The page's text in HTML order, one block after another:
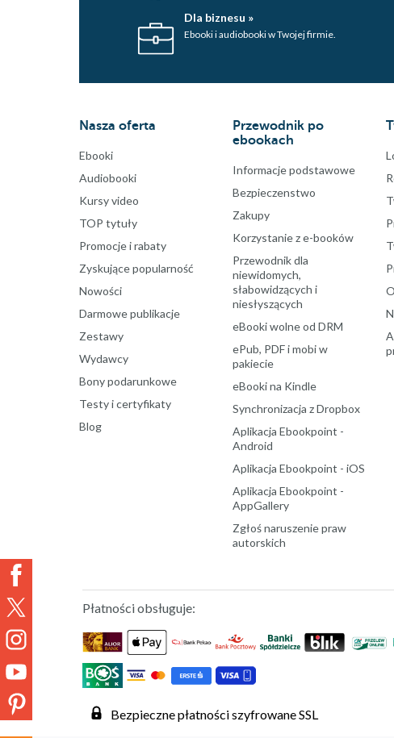
Dla biznesu »
Ebooki i audiobooki w Twojej firmie.
Nasza oferta
Ebooki
Audiobooki
Kursy video
TOP tytuły
Promocje i rabaty
Zyskujące popularność
Nowości
Darmowe publikacje
Zestawy
Wydawcy
Bony podarunkowe
Testy i certyfikaty
Blog
Przewodnik po
ebookach
Informacje podstawowe
Bezpieczenstwo
Zakupy
Korzystanie z e-booków
Przewodnik dla
niewidomych,
słabowidzących i
niesłyszących
eBooki wolne od DRM
ePub, PDF i mobi w
pakiecie
eBooki na Kindle
Synchronizacja z Dropbox
Aplikacja Ebookpoint -
Android
Aplikacja Ebookpoint - iOS
Aplikacja Ebookpoint -
AppGallery
Zgłoś naruszenie praw
autorskich
Płatności obsługuje:
Bezpieczne płatności szyfrowane SSL